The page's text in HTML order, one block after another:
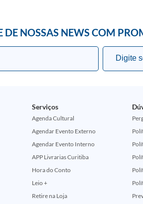
DE NOSSAS NEWS COM
Serviços
Agenda Cultural
Agendar Evento Externo
Agendar Evento Interno
APP Livrarias Curitiba
Hora do Conto
Leio +
Retire na Loja